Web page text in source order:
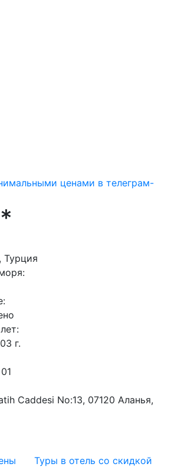
ценами в телеграм-
Турция
г.
Caddesi No:13, 07120 Аланья,
Туры в отель со скидкой